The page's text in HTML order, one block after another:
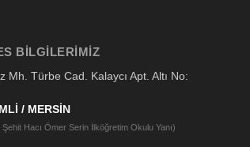
BILGILERIMIZ
Mh. Türbe Cad. Kalaycı Apt. Altı No:
/ MERSİN
Şehit Hacı Ömer Serin İlköğretim Okulu Yanı)